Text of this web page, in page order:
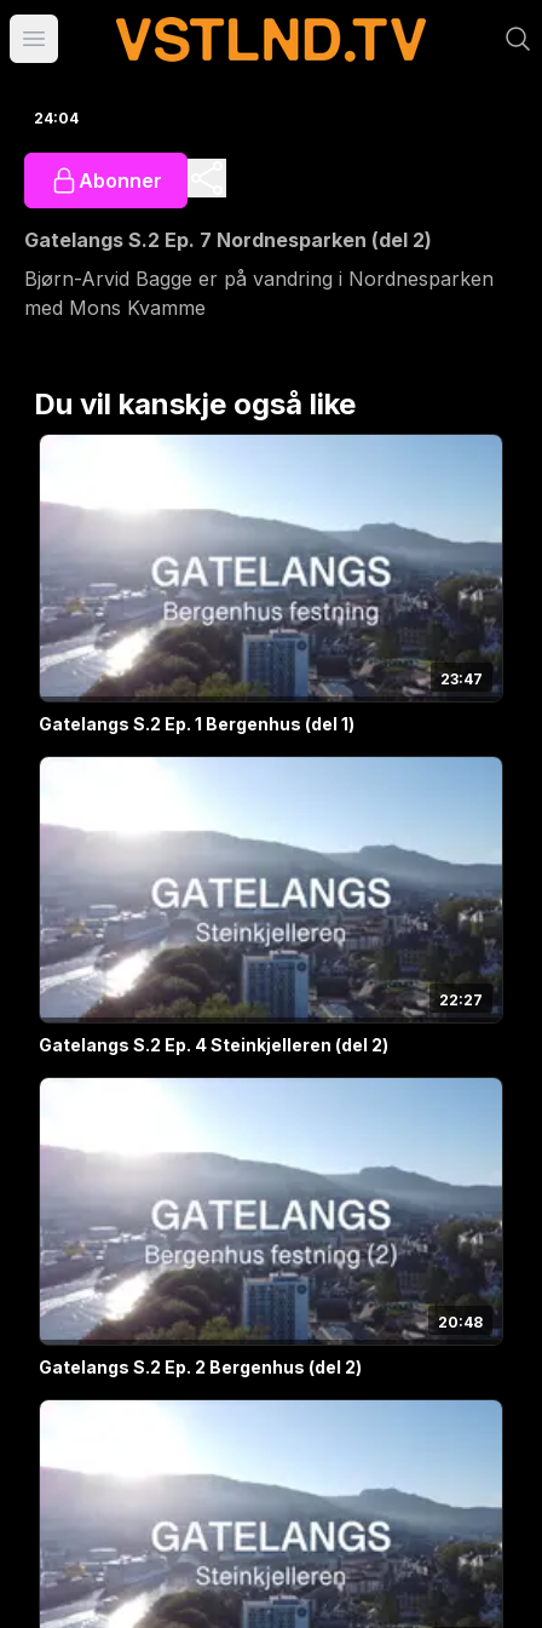
Åpne hovedmeny
24:04
Abonner
Gatelangs S.2 Ep. 7 Nordnesparken (del 2)
Bjørn-Arvid Bagge er på vandring i Nordnesparken
med Mons Kvamme
Du vil kanskje også like
23:47
Gatelangs S.2 Ep. 1 Bergenhus (del 1)
22:27
Gatelangs S.2 Ep. 4 Steinkjelleren (del 2)
20:48
Gatelangs S.2 Ep. 2 Bergenhus (del 2)